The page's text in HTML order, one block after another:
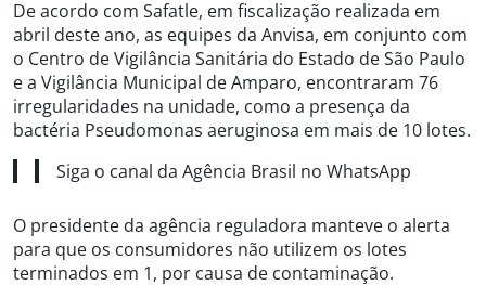
De acordo com Safatle, em fiscalização realizada em
abril deste ano, as equipes da Anvisa, em conjunto com
o Centro de Vigilância Sanitária do Estado de São Paulo
e a Vigilância Municipal de Amparo, encontraram 76
irregularidades na unidade, como a presença da
bactéria Pseudomonas aeruginosa em mais de 10 lotes.
Siga o canal da Agência Brasil no WhatsApp
O presidente da agência reguladora manteve o alerta
para que os consumidores não utilizem os lotes
terminados em 1, por causa de contaminação.